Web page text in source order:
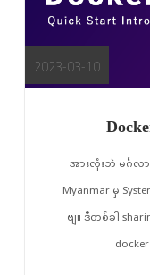
2023-03-10
အားလုံးဘဲ မင်္ဂလ
Myanmar မှ
ဗျ။ ဒီတစ်ခါ